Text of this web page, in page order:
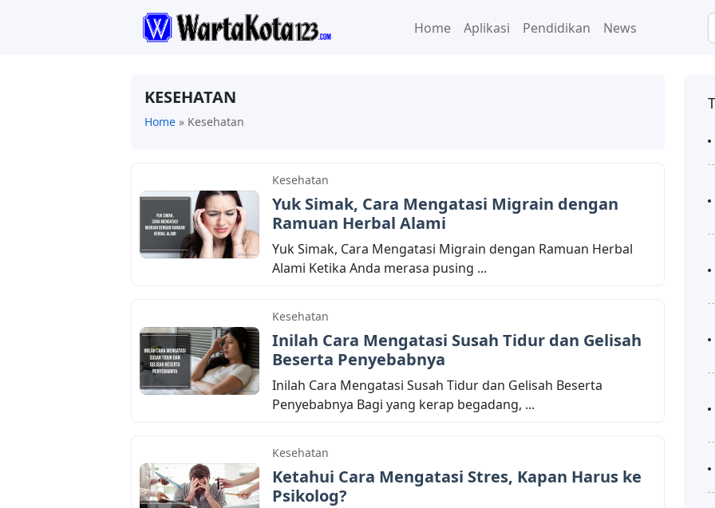
Home Aplikasi Pendidikan News
KESEHATAN
Home » Kesehatan
Kesehatan
Yuk Simak, Cara Mengatasi Migrain dengan
Ramuan Herbal Alami
Yuk Simak, Cara Mengatasi Migrain dengan Ramuan Herbal
Alami Ketika Anda merasa pusing ...
Kesehatan
Inilah Cara Mengatasi Susah Tidur dan Gelisah
Beserta Penyebabnya
Inilah Cara Mengatasi Susah Tidur dan Gelisah Beserta
Penyebabnya Bagi yang kerap begadang, ...
Kesehatan
Ketahui Cara Mengatasi Stres, Kapan Harus ke
Psikolog?